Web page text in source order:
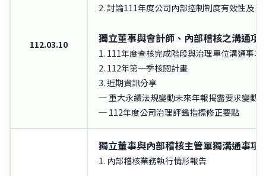
112.03.10
2. 討論111年度公司內部控制制度有效性及
獨立董事與會計師、內部稽核之溝通項
1. 111年度查核完成階段與治理單位溝通事項
2. 112年第一季核閱計畫
3. 近期資訊分享
─ 重大永續法規變動未來年報揭露要求變動
─ 112年度公司治理評鑑指標修正要點
獨立董事與內部稽核主管單獨溝通事項
1. 內部稽核業務執行情形報告